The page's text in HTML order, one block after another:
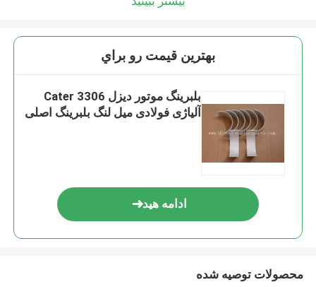
بهترين قيمت رو براي
بلبرینگ موتور دیزل Cater 3306
آلیاژی فولادی میل لنگ بلبرینگ اصلی
ادامه هید
محصولات توصیه شده